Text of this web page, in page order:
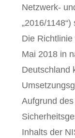
Netzwerk-
„2016/
Die
Mai 2018 in
Deutschland
Aufgrund
Inhalts der